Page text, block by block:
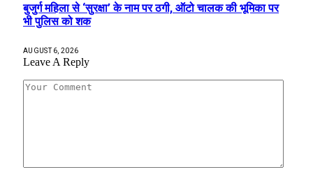
बुजुर्ग महिला से ‘सुरक्षा’ के नाम पर ठगी, ऑटो चालक की भूमिका पर
भी पुलिस को शक
AUGUST 6, 2026
Leave A Reply